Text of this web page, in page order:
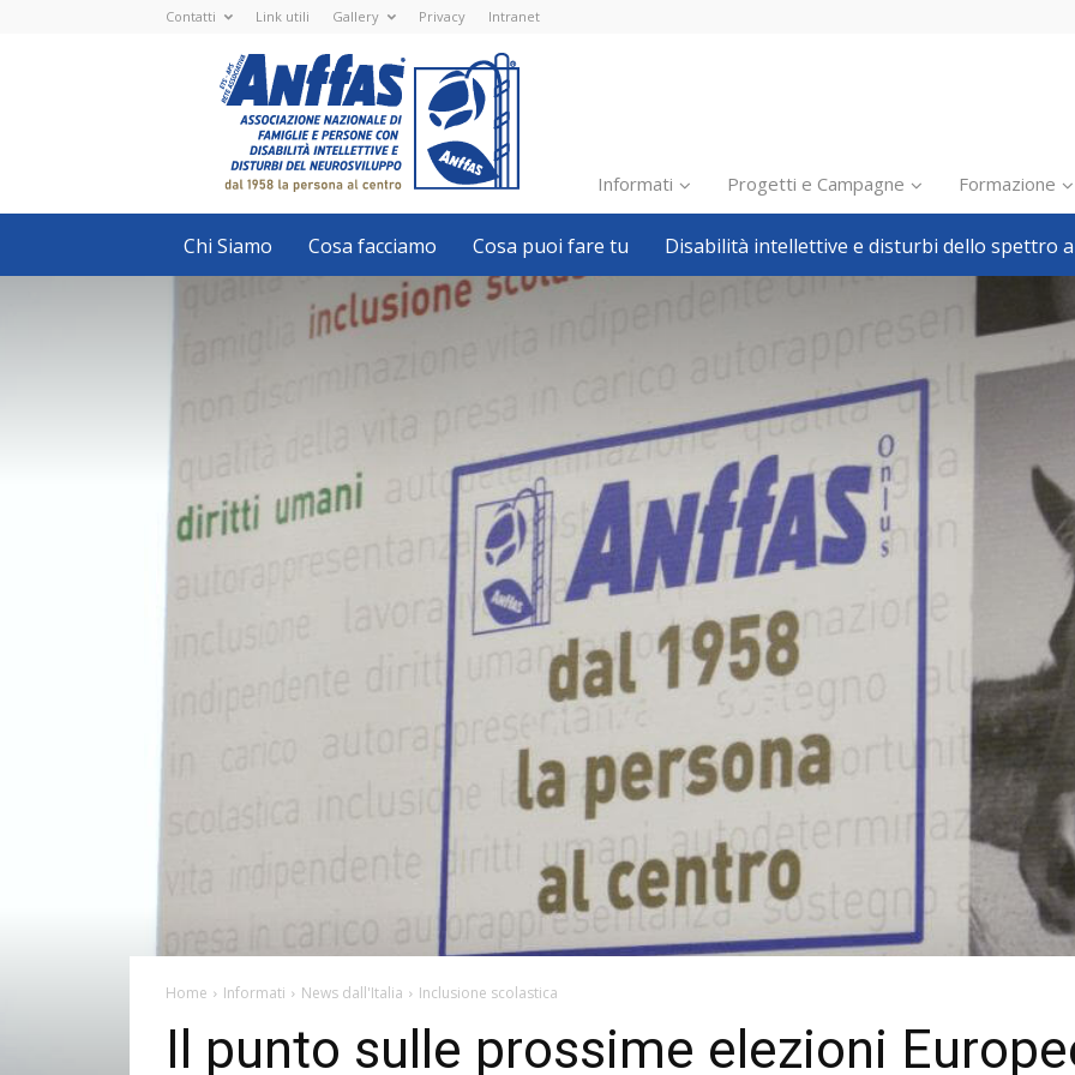
Contatti Link utili Gallery Privacy Intranet
Nazionale
ETS
-
APS
Associazione
Nazionale
di
Famiglie
e
con
disabilità
intellettive
neurosviluppo
Informati
Inclusione scolastica
Inclusione lavorativa
Politiche sociali
Pillole
Formazione
Avvisi, bandi
Welfare locale
Progetti e Campagne Formazione
Chi Siamo Cosa facciamo Cosa puoi fare tu Disabilità intellettive e disturbi dello spettro
Home Informati News dall'Italia Inclusione scolastica
Il punto sulle prossime elezioni